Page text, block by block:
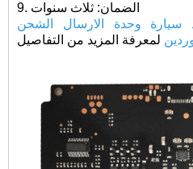
9. الضمان: ثلاث سنوات
سيارة وحدة الارسال الشحن